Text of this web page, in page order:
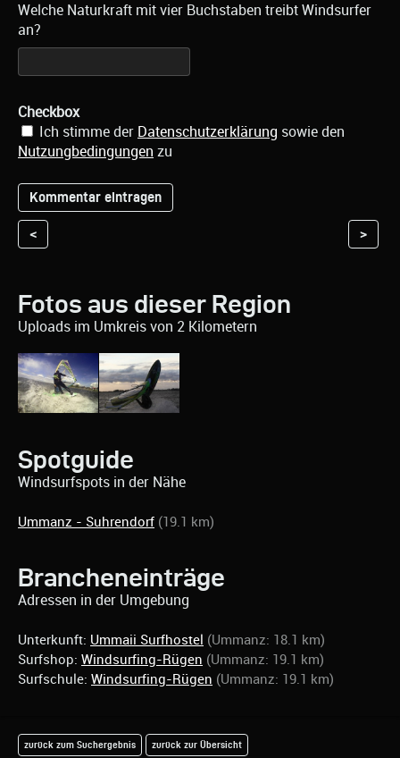
Welche Naturkraft mit vier Buchstaben treibt Windsurfer
an?
Checkbox
Ich stimme der Datenschutzerklärung sowie den
Nutzungbedingungen zu
< >
Fotos aus dieser Region
Uploads im Umkreis von 2 Kilometern
Spotguide
Windsurfspots in der Nähe
Ummanz - Suhrendorf (19.1 km)
Brancheneinträge
Adressen in der Umgebung
Unterkunft: Ummaii Surfhostel (Ummanz: 18.1 km)
Surfshop: Windsurfing-Rügen (Ummanz: 19.1 km)
Surfschule: Windsurfing-Rügen (Ummanz: 19.1 km)
zurück zum Suchergebnis zurück zur Übersicht